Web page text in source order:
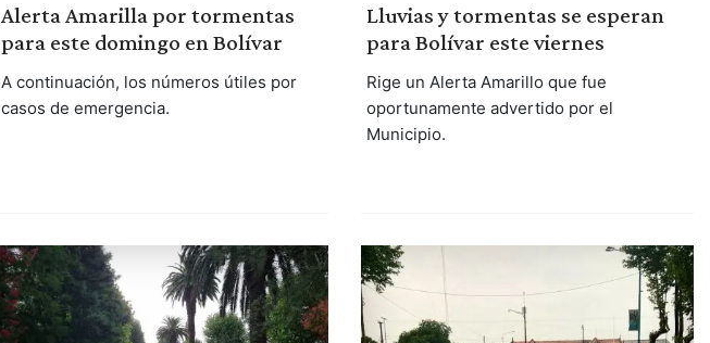
Alerta Amarilla por tormentas
para este domingo en Bolívar
A continuación, los números útiles por
casos de emergencia.
Lluvias y tormentas se esperan
para Bolívar este viernes
Rige un Alerta Amarillo que fue
oportunamente advertido por el
Municipio.